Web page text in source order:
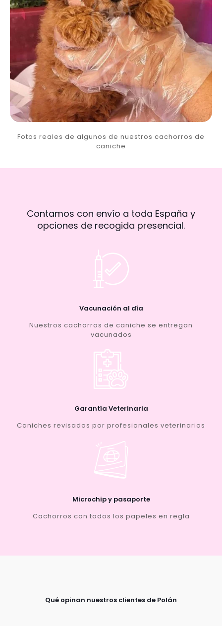
Fotos reales de algunos de nuestros cachorros de
caniche
Contamos con envío a toda España y
opciones de recogida presencial.
Vacunación al día
Nuestros cachorros de caniche se entregan
vacunados
Garantía Veterinaria
Caniches revisados por profesionales veterinarios
Microchip y pasaporte
Cachorros con todos los papeles en regla
Qué opinan nuestros clientes de Polán